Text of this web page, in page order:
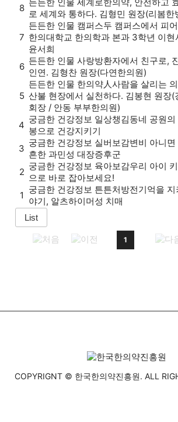
8
로 세계와 통하다. 김형민 원장(리봄한
7
든든한 인물 캠퍼스두 캠퍼스에서 피
한의대학교 한의학과 본과 3학년 이현
윤서희
6
든든한 인물 사랑방환자에서 친구로,
인연. 김형찬 원장(다연한의원)
5
든든한 인물 한의약人사람을 살리는
산불 현장에서 실천하다. 김봉현 원장(
회장 / 안동 부부한의원)
4
궁금한 건강정보 일상챙김동네 공원
봉으로 건강지키기
3
궁금한 건강정보 실버보감변비 아니
흔한 과민성 대장증후군
2
궁금한 건강정보 육아보감우리 아이
으로 바로 잡아보세요!
1
궁금한 건강정보 튼튼처방전기억을
야기, 알츠하이머성 치매
1
COPYRIGNT © 한국한의약진흥원. ALL